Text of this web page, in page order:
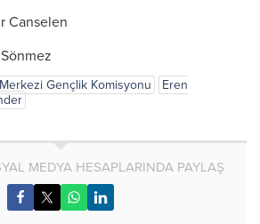
Canselen
Gençlik Komisyonu
Eren
MEDYA HESAPLARINDA PAYLAŞ